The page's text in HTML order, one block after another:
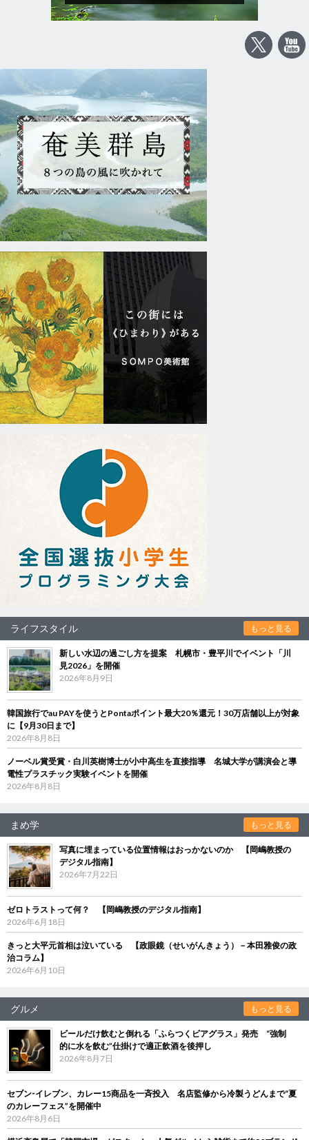
ライフスタイル もっと見る
新しい水辺の過ごし方を提案 札幌市・豊平川でイベント「川
見2026」を開催
2026年8月9日
韓国旅行でau PAYを使うとPontaポイント最大20％還元！30万店舗以上が対象
に【9月30日まで】
2026年8月8日
ノーベル賞受賞・白川英樹博士が小中高生を直接指導 名城大学が講演会と導
電性プラスチック実験イベントを開催
2026年8月8日
まめ学 もっと見る
写真に埋まっている位置情報はおっかないのか 【岡嶋教授の
デジタル指南】
2026年7月22日
ゼロトラストって何？ 【岡嶋教授のデジタル指南】
2026年6月18日
きっと大平元首相は泣いている 【政眼鏡（せいがんきょう）－本田雅俊の政
治コラム】
2026年6月10日
グルメ もっと見る
ビールだけ飲むと倒れる「ふらつくビアグラス」発売 “強制
的に水を飲む”仕掛けで適正飲酒を後押し
2026年8月7日
セブン‐イレブン、カレー15商品を一斉投入 名店監修から冷製うどんまで“夏
のカレーフェス”を開催中
2026年8月6日